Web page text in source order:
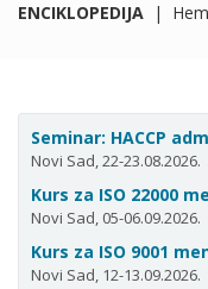
ENCIKLOPEDIJA |
Seminar: HACCP
Novi Sad, 22-23.08.2026.
Kurs za ISO 22000
Novi Sad, 05-06.09.2026.
Kurs za ISO 9001
Novi Sad, 12-13.09.2026.